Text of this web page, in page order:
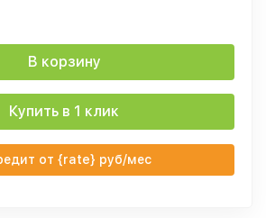
В корзину
Купить в 1 клик
от {rate} руб/мес